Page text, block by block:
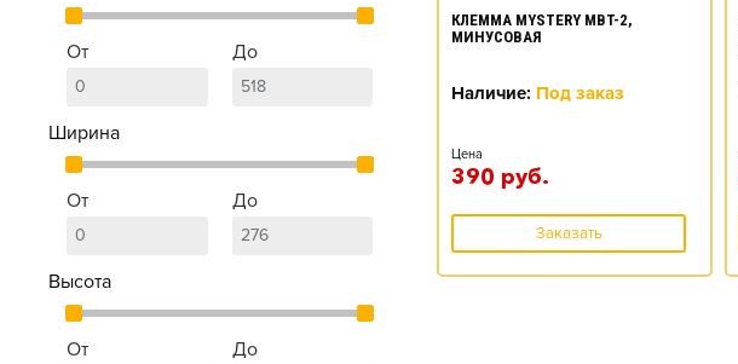
От До
Ширина
От До
Высота
От До
КЛЕММА MYSTERY MBT-2,
МИНУСОВАЯ
Наличие: Под заказ
Цена
390 руб.
Заказать